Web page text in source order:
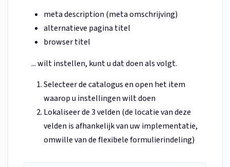
meta description (meta omschrijving)
alternatieve pagina titel
browser titel
... wilt instellen, kunt u dat doen als volgt.
Selecteer de catalogus en open het item
waarop u instellingen wilt doen
Lokaliseer de 3 velden (de locatie van deze
velden is afhankelijk van uw implementatie,
omwille van de flexibele formulierindeling)